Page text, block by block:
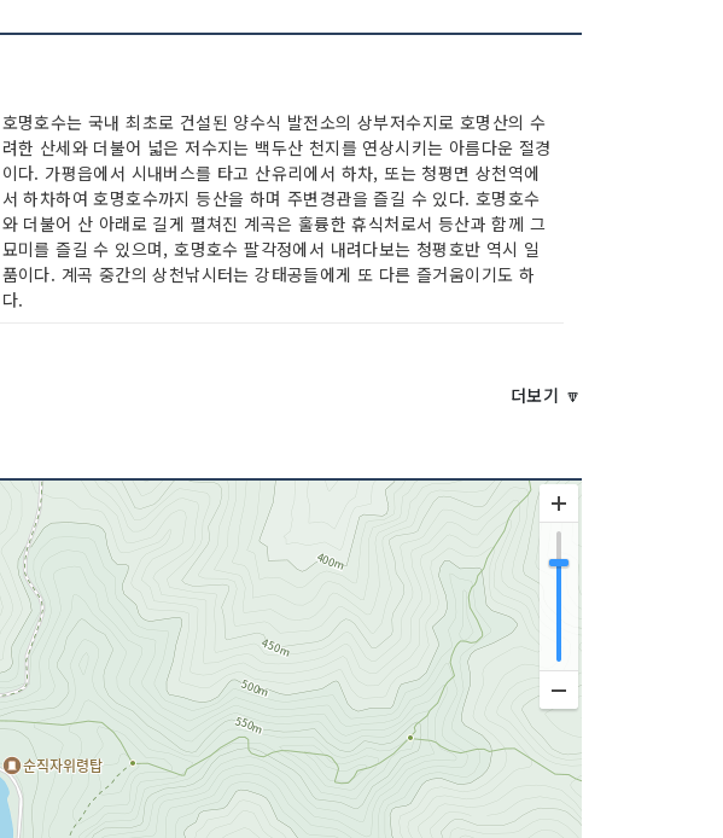
호명호수는 국내 최초로 건설된 양수식 발전소의 상부저수지로 호명산의 수
려한 산세와 더불어 넓은 저수지는 백두산 천지를 연상시키는 아름다운 절경
이다. 가평읍에서 시내버스를 타고 산유리에서 하차, 또는 청평면 상천역에
서 하차하여 호명호수까지 등산을 하며 주변경관을 즐길 수 있다. 호명호수
와 더불어 산 아래로 길게 펼쳐진 계곡은 훌륭한 휴식처로서 등산과 함께 그
묘미를 즐길 수 있으며, 호명호수 팔각정에서 내려다보는 청평호반 역시 일
품이다. 계곡 중간의 상천낚시터는 강태공들에게 또 다른 즐거움이기도 하
다.
청평에서 자동차로 약 10분 거리에 있는 청평호는 북한강을 막아 만든 청평
댐으로 인해 생긴 인공호수이다. 주위의 산과 호반의 맑은 물이 빚어내는 경
치가 매우 아름다울 뿐 아니라, 서울에서 불과 50km 떨어진 곳이므로 당일
코스 관광지로 발전하기 시작했다. 청평에는 댐상류쪽 이외에, 댐 아래의 북
한강의 다른 지류인 조종천, 조종천변의 안전유원지, 산장유원지 등 많은 하
천변유원지가 있다.
더보기 🔽